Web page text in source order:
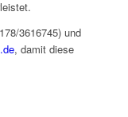
3616745) und
, damit diese